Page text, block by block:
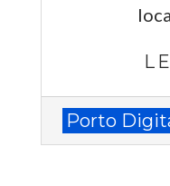
2026-
06-
Porto